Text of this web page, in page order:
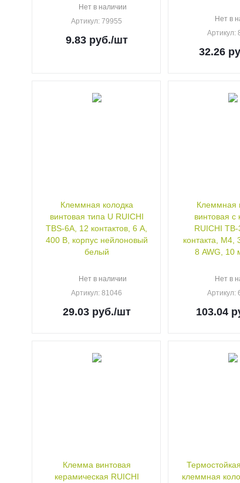
Нет в наличии
Артикул: 79955
9.83руб./шт
Нет в
Артикул:
32.26
Клеммная колодка
винтовая типа U RUICHI
TBS-6A, 12 контактов, 6 А,
400 В, корпус нейлоновый
белый
Нет в наличии
Артикул: 81046
29.03руб./шт
Клеммная
винтовая с
RUICHI
контакта, М4,
8 AWG, 10
Нет в
Артикул:
103.04
Клемма винтовая
керамическая RUICHI
клеммная